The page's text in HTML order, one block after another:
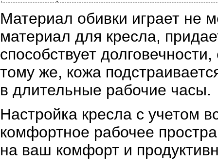
Материал обивки играет не
материал для кресла,
способствует
тому же, кожа
в длительные рабочие часы.
Настройка кресла с учетом
комфортное рабочее
на ваш комфорт и